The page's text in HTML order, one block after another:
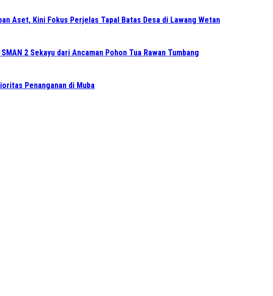
Aset, Kini Fokus Perjelas Tapal Batas Desa di Lawang Wetan
2 Sekayu dari Ancaman Pohon Tua Rawan Tumbang
Penanganan di Muba